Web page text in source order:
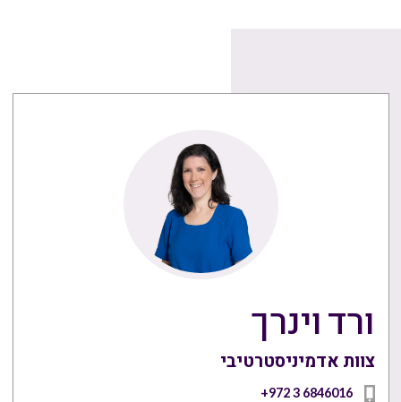
ורד וינרך
צוות אדמיניסטרטיבי
+972 3 6846016